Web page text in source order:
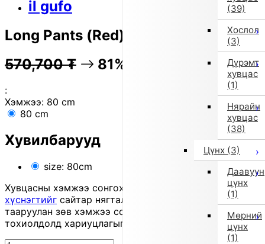
(39)
Хослол
(3)
Дүрэмт
хувцас
(1)
Нярайн
хувцас
(38)
Цүнх (3)
Даавуун
цүнх
(1)
Мөрний
цүнх
(1)
il gufo
Long Pants (Red)
570,700 ₮ 81% OFF 113,800 ₮
:
Хэмжээ: 80 cm
80 cm
Хувилбарууд
size: 80cm
Хувцасны хэмжээ сонгохдоо
хэмжээ сонгох
хүснэгтийг сайтар нягталж, биеийн хэмжээтэйгээ
тааруулан зөв хэмжээ сонгоно уу, хувцас таарахгүй
тохиолдолд хариуцлагыг захиалагч өөрөө хүлээнэ.